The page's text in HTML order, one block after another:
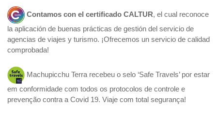
Contamos con el certificado CALTUR, el cual reconoce
la aplicación de buenas prácticas de gestión del servicio de
agencias de viajes y turismo. ¡Ofrecemos un servicio de calidad
comprobada!
Machupicchu Terra recebeu o selo ‘Safe Travels’ por estar
em conformidade com todos os protocolos de controle e
prevenção contra a Covid 19. Viaje com total segurança!